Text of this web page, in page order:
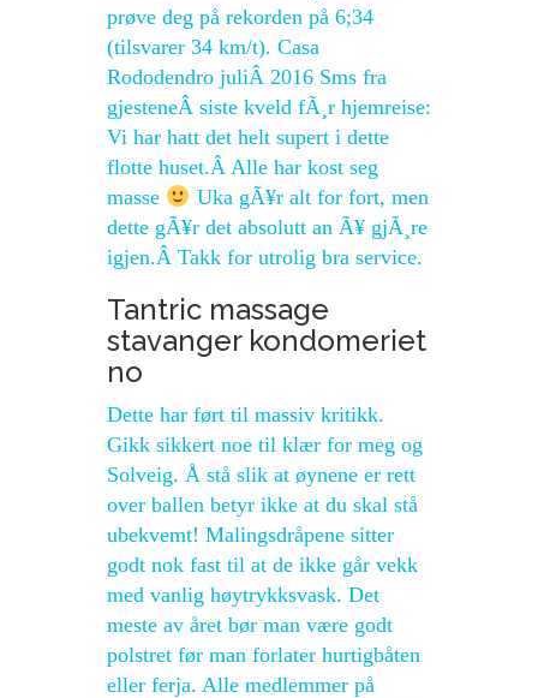
prøve deg på rekorden på 6;34
(tilsvarer 34 km/t). Casa
Rododendro juliÂ 2016 Sms fra
gjesteneÂ siste kveld fÃ¸r hjemreise:
Vi har hatt det helt supert i dette
flotte huset.Â Alle har kost seg
masse
Uka gÃ¥r alt for fort, men
dette gÃ¥r det absolutt an Ã¥ gjÃ¸re
igjen.Â Takk for utrolig bra service.
Tantric massage
stavanger kondomeriet
no
Dette har ført til massiv kritikk.
Gikk sikkert noe til klær for meg og
Solveig. Å stå slik at øynene er rett
over ballen betyr ikke at du skal stå
ubekvemt! Malingsdråpene sitter
godt nok fast til at de ikke går vekk
med vanlig høytrykksvask. Det
meste av året bør man være godt
polstret før man forlater hurtigbåten
eller ferja. Alle medlemmer på